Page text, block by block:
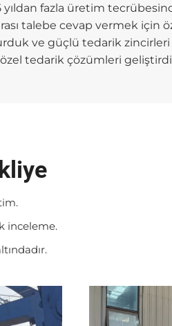
yıldan fazla üretim
talebe cevap vermek için
ve güçlü tedarik
tedarik çözümleri
inceleme.